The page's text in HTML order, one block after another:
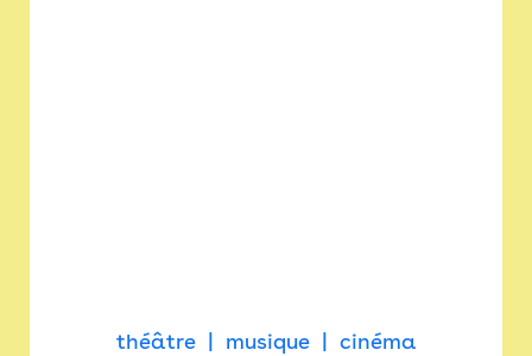
théâtre musique
cinéma